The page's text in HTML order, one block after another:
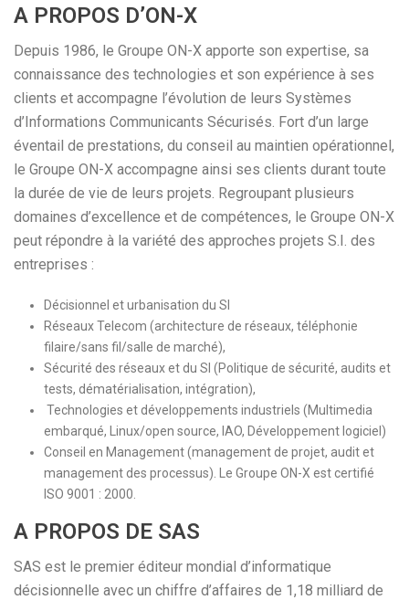
A PROPOS D’ON-X
Depuis 1986, le Groupe ON-X apporte son expertise, sa
connaissance des technologies et son expérience à ses
clients et accompagne l’évolution de leurs Systèmes
d’Informations Communicants Sécurisés. Fort d’un large
éventail de prestations, du conseil au maintien opérationnel,
le Groupe ON-X accompagne ainsi ses clients durant toute
la durée de vie de leurs projets. Regroupant plusieurs
domaines d’excellence et de compétences, le Groupe ON-X
peut répondre à la variété des approches projets S.I. des
entreprises :
Décisionnel et urbanisation du SI
Réseaux Telecom (architecture de réseaux, téléphonie
filaire/sans fil/salle de marché),
Sécurité des réseaux et du SI (Politique de sécurité, audits et
tests, dématérialisation, intégration),
Technologies et développements industriels (Multimedia
embarqué, Linux/open source, IAO, Développement logiciel)
Conseil en Management (management de projet, audit et
management des processus). Le Groupe ON-X est certifié
ISO 9001 : 2000.
A PROPOS DE SAS
SAS est le premier éditeur mondial d’informatique
décisionnelle avec un chiffre d’affaires de 1,18 milliard de